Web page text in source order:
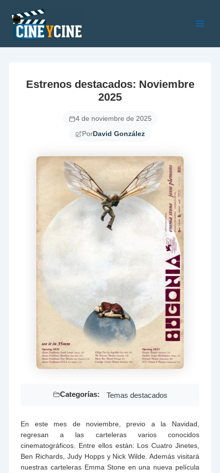
contenido
Estrenos destacados: Noviembre
2025
4 de noviembre de 2025
PorDavid González
Categorías: Temas destacados
En este mes de noviembre, previo a la Navidad,
regresan a las carteleras varios conocidos
cinematográficos. Entre ellos están: Los Cuatro Jinetes,
Ben Richards, Judy Hopps y Nick Wilde. Además visitará
nuestras carteleras Emma Stone en una nueva película